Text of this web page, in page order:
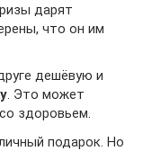
дарят
что он им
дешёвую и
. Это может
здоровьем.
подарок. Но